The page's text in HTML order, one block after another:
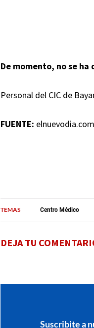
De momento, no se
Personal del CIC de
FUENTE: elnuevodia.com
TEMAS Centro Médico
DEJA TU
Suscribite a